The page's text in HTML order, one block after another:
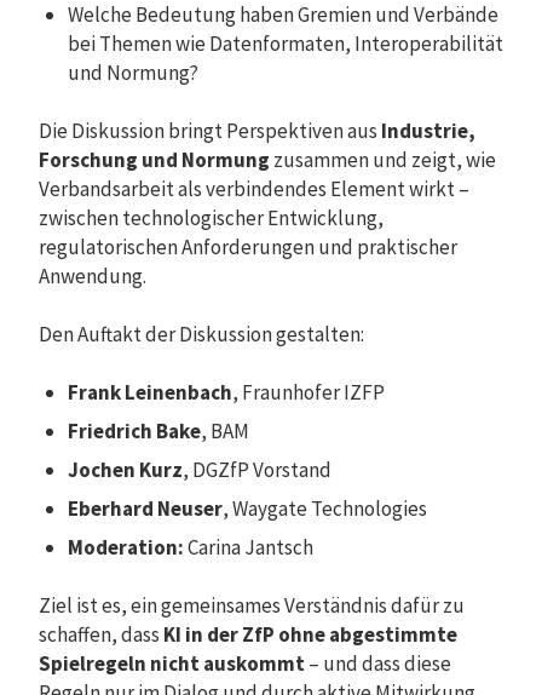
Welche Bedeutung haben Gremien und Verbände
bei Themen wie Datenformaten, Interoperabilität
und Normung?
Die Diskussion bringt Perspektiven aus Industrie,
Forschung und Normung zusammen und zeigt, wie
Verbandsarbeit als verbindendes Element wirkt –
zwischen technologischer Entwicklung,
regulatorischen Anforderungen und praktischer
Anwendung.
Den Auftakt der Diskussion gestalten:
Frank Leinenbach, Fraunhofer IZFP
Friedrich Bake, BAM
Jochen Kurz, DGZfP Vorstand
Eberhard Neuser, Waygate Technologies
Moderation:Carina Jantsch
Ziel ist es, ein gemeinsames Verständnis dafür zu
schaffen, dass KI in der ZfP ohne abgestimmte
Spielregeln nicht auskommt– und dass diese